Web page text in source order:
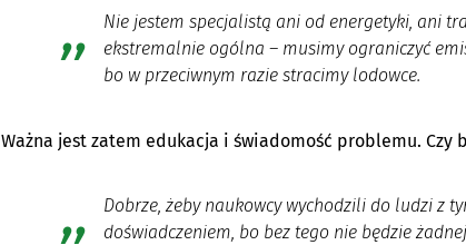
Nie jestem specjalistą ani od energetyki, ani
ekstremalnie ogólna – musimy ograniczyć
bo w przeciwnym razie stracimy lodowce.
Ważna jest zatem edukacja i świadomość problemu. Czy
Dobrze, żeby naukowcy wychodzili do ludzi z
doświadczeniem, bo bez tego nie będzie